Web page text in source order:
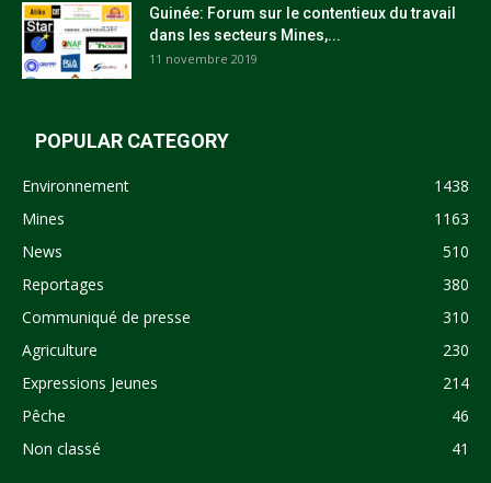
Guinée: Forum sur le contentieux du travail
dans les secteurs Mines,...
11 novembre 2019
POPULAR CATEGORY
Environnement
1438
Mines
1163
News
510
Reportages
380
Communiqué de presse
310
Agriculture
230
Expressions Jeunes
214
Pêche
46
Non classé
41